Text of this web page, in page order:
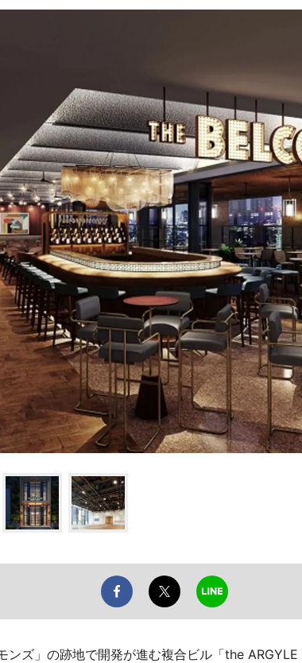
ンズ」の跡地で開発が進む複合ビル「the